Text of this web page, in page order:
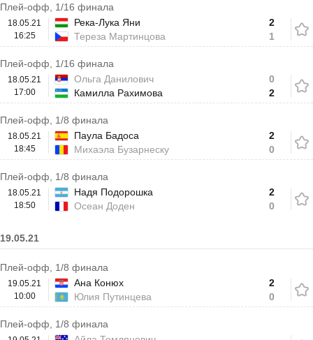
Плей-офф, 1/16 финала
18.05.21
16:25
Река-Лука Яни
Тереза Мартинцова
2
1
Плей-офф, 1/16 финала
18.05.21
17:00
Ольга Данилович
Камилла Рахимова
0
2
Плей-офф, 1/8 финала
18.05.21
18:45
Паула Бадоса
Михаэла Бузарнеску
2
0
Плей-офф, 1/8 финала
18.05.21
18:50
Надя Подорошка
Осеан Доден
2
0
19.05.21
Плей-офф, 1/8 финала
19.05.21
10:00
Ана Конюх
Юлия Путинцева
2
0
Плей-офф, 1/8 финала